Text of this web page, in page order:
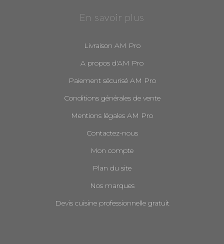
En savoir plus
Livraison AM Pro
A propos d'AM Pro
Paiement sécurisé AM Pro
Conditions générales de vente
Mentions légales AM Pro
Contactez-nous
Mon compte
Plan du site
Nos marques
Devis cuisine professionnelle gratuit